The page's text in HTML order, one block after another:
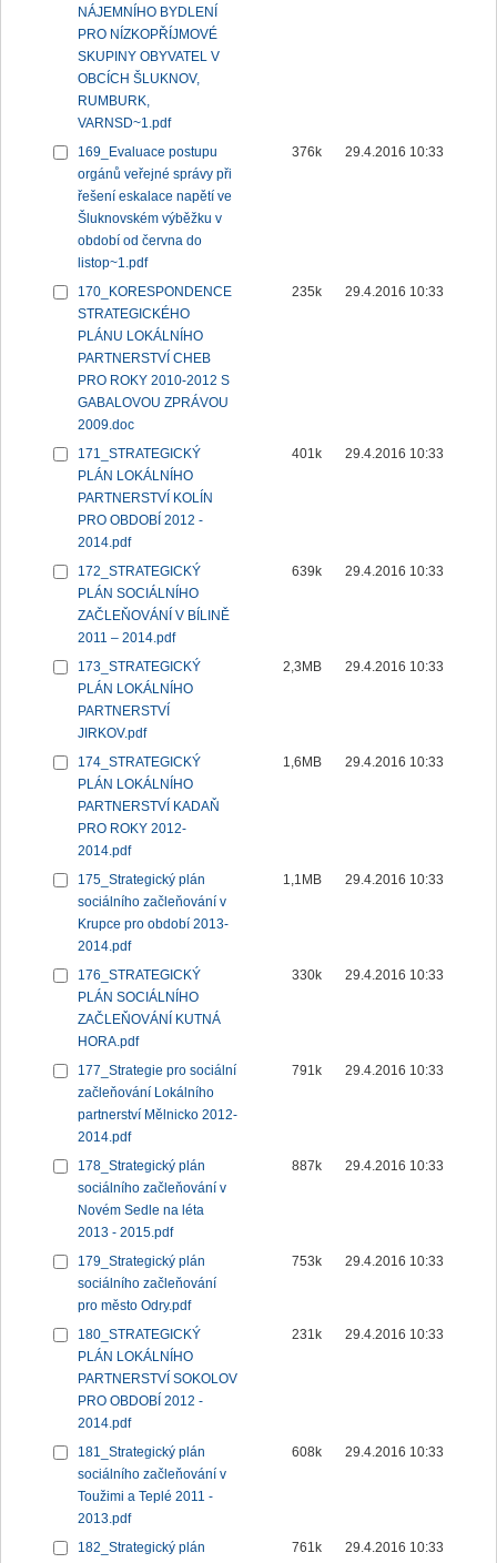
NÁJEMNÍHO BYDLENÍ
PRO NÍZKOPŘÍJMOVÉ
SKUPINY OBYVATEL V
OBCÍCH ŠLUKNOV,
RUMBURK,
VARNSD~1.pdf
169_Evaluace postupu
orgánů veřejné správy při
řešení eskalace napětí ve
Šluknovském výběžku v
období od června do
listop~1.pdf
376k 29.4.2016 10:33
170_KORESPONDENCE
STRATEGICKÉHO
PLÁNU LOKÁLNÍHO
PARTNERSTVÍ CHEB
PRO ROKY 2010-2012 S
GABALOVOU ZPRÁVOU
2009.doc
235k 29.4.2016 10:33
171_STRATEGICKÝ
PLÁN LOKÁLNÍHO
PARTNERSTVÍ KOLÍN
PRO OBDOBÍ 2012 -
2014.pdf
401k 29.4.2016 10:33
172_STRATEGICKÝ
PLÁN SOCIÁLNÍHO
ZAČLEŇOVÁNÍ V BÍLINĚ
2011 – 2014.pdf
639k 29.4.2016 10:33
173_STRATEGICKÝ
PLÁN LOKÁLNÍHO
PARTNERSTVÍ
JIRKOV.pdf
2,3MB 29.4.2016 10:33
174_STRATEGICKÝ
PLÁN LOKÁLNÍHO
PARTNERSTVÍ KADAŇ
PRO ROKY 2012-
2014.pdf
1,6MB 29.4.2016 10:33
175_Strategický plán
sociálního začleňování v
Krupce pro období 2013-
2014.pdf
1,1MB 29.4.2016 10:33
176_STRATEGICKÝ
PLÁN SOCIÁLNÍHO
ZAČLEŇOVÁNÍ KUTNÁ
HORA.pdf
330k 29.4.2016 10:33
177_Strategie pro sociální
začleňování Lokálního
partnerství Mělnicko 2012-
2014.pdf
791k 29.4.2016 10:33
178_Strategický plán
sociálního začleňování v
Novém Sedle na léta
2013 - 2015.pdf
887k 29.4.2016 10:33
179_Strategický plán
sociálního začleňování
pro město Odry.pdf
753k 29.4.2016 10:33
180_STRATEGICKÝ
PLÁN LOKÁLNÍHO
PARTNERSTVÍ SOKOLOV
PRO OBDOBÍ 2012 -
2014.pdf
231k 29.4.2016 10:33
181_Strategický plán
sociálního začleňování v
Toužimi a Teplé 2011 -
2013.pdf
608k 29.4.2016 10:33
182_Strategický plán
761k 29.4.2016 10:33